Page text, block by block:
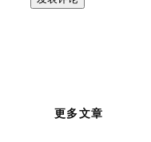
更多文章